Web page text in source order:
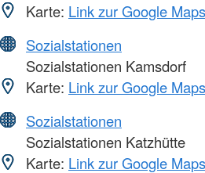
Karte: Link zur Google
Sozialstationen
Sozialstationen Kamsdorf
Karte: Link zur Google
Sozialstationen
Sozialstationen Katzhütte
Karte: Link zur Google